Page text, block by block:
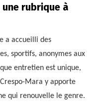
rubrique à
a accueilli des
sportifs, anonymes aux
entretien est unique,
Mara y apporte
qui renouvelle le genre.